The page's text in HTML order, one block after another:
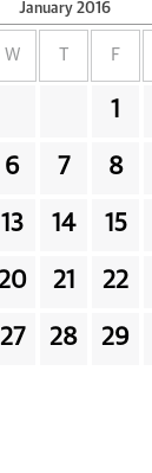
January 2016
W F
1
6 7 8
13 14 15
21 22
27 28 29